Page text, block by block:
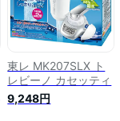
東レ MK207SLX ト
レビーノ カセッティ
9,248円